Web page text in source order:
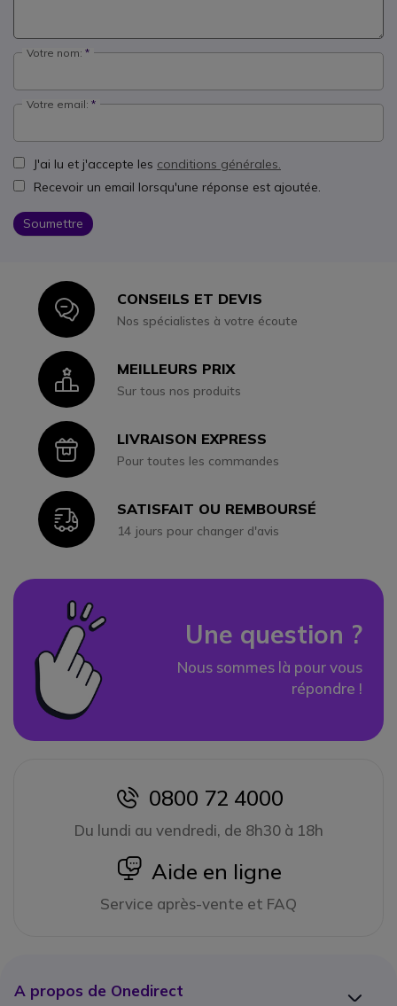
Votre nom:
Votre email:
J'ai lu et j'accepte les conditions générales.
Recevoir un email lorsqu'une réponse est ajoutée.
Soumettre
IconCONSEILS ET DEVIS
Nos spécialistes à votre écoute
IconMEILLEURS PRIX
Sur tous nos produits
IconLIVRAISON EXPRESS
Pour toutes les commandes
IconSATISFAIT OU REMBOURSÉ
14 jours pour changer d'avis
Une question ?
Nous sommes là pour vous
répondre !
icon
0800 72 4000
Du lundi au vendredi, de 8h30 à 18h
icon
Aide en ligne
Service après-vente et FAQ
A propos de Onedirect